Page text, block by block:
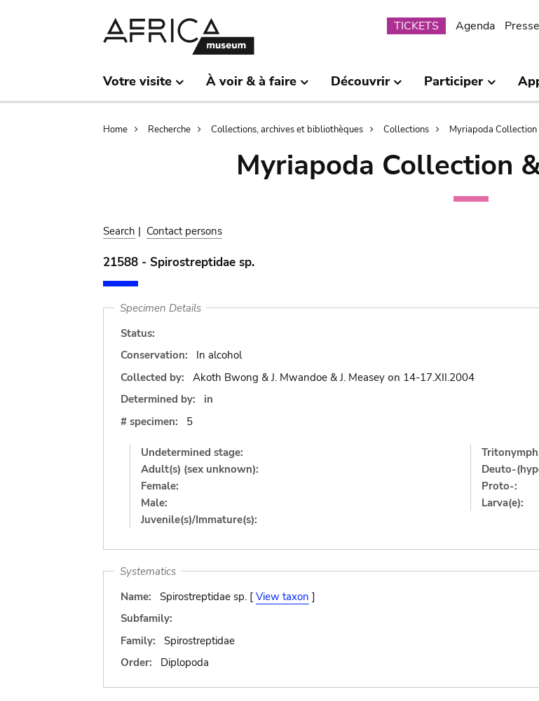
Submenu
TICKETS Agenda Presse
Votre visite À voir & à faire Découvrir Participer
Breadcrumb
Home Recherche Collections, archives et bibliothèques Collections Myriapoda
Myriapoda Collection
Search | Contact persons
21588 - Spirostreptidae sp.
Specimen Details
Status:
Conservation:
In alcohol
Collected by:
Akoth Bwong & J. Mwandoe & J. Measey on 14-17.XII.2004
Determined by:
in
# specimen:
5
Undetermined stage:
Adult(s) (sex unknown):
Female:
Male:
Juvenile(s)/Immature(s):
Deuto-
Proto-:
Larva(e):
Systematics
Name:
Spirostreptidae sp. [ View taxon ]
Subfamily:
Family:
Spirostreptidae
Order:
Diplopoda